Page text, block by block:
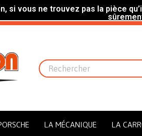
si vous ne trouvez pas la pièce
LA MÉCANIQUE LA